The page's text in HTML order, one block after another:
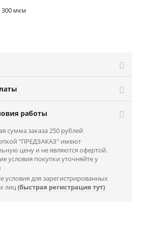
300 мкм
работы
сумма заказа 250 рублей
"ПРЕДЗАКАЗ" имеют
цену и не являются офертой.
условия покупки уточняйте у
условия для зарегистрированных
лиц(быстрая регистрация тут)